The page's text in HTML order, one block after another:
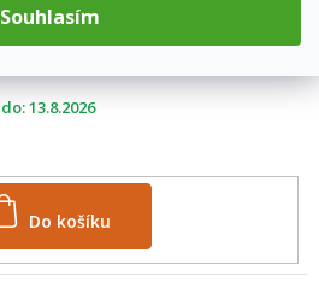
Souhlasím
Do košíku
13.8.2026